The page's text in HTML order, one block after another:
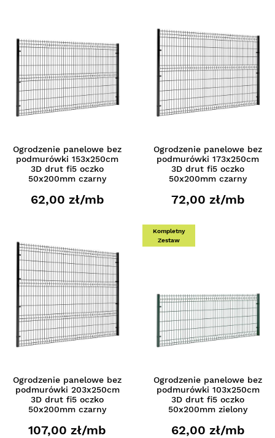
Ogrodzenie panelowe bez
podmurówki 153x250cm
3D drut fi5 oczko
50x200mm czarny
62,00 zł/mb
Ogrodzenie panelowe bez
podmurówki 173x250cm
3D drut fi5 oczko
50x200mm czarny
72,00 zł/mb
Ogrodzenie panelowe bez
podmurówki 203x250cm
3D drut fi5 oczko
50x200mm czarny
107,00 zł/mb
Kompletny
Zestaw
Ogrodzenie panelowe bez
podmurówki 103x250cm
3D drut fi5 oczko
50x200mm zielony
62,00 zł/mb